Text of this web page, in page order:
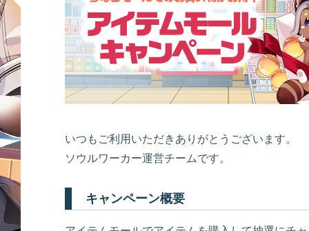
いつもご利用いただきありがとうございます。
ソウルワーカー運営チームです。
キャンペーン概要